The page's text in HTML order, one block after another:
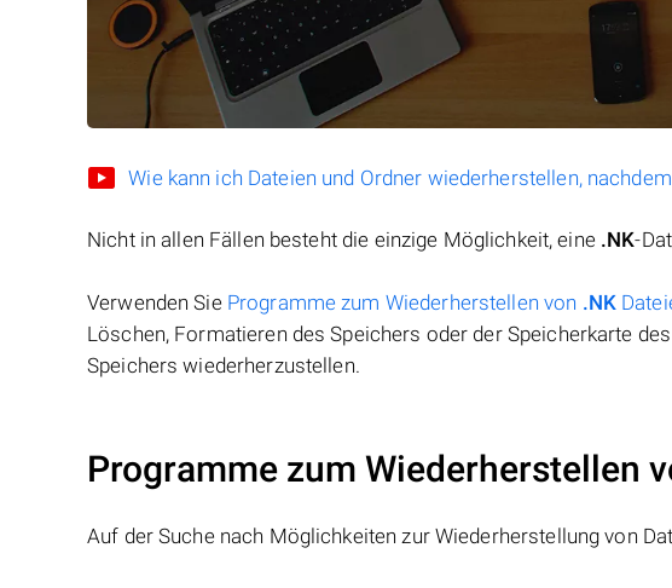
Wie kann ich Dateien und Ordner wiederherstellen,
Nicht in allen Fällen besteht die einzige Möglichkeit, eine .NK-
Verwenden Sie Programme zum Wiederherstellen von .NK
Löschen, Formatieren des Speichers oder der Speicherkarte
Speichers wiederherzustellen.
Programme zum Wiederherstellen
Auf der Suche nach Möglichkeiten zur Wiederherstellung von